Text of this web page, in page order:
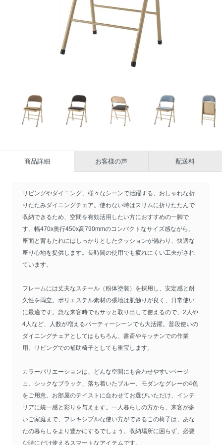
商品詳細 お客様の声 配送料
リビングやダイニング、様々なシーンで活躍する、おしゃれな折
りたたみダイニングチェア。使わない時はスリムに折りたたんで
収納できるため、空間を有効活用したい方におすすめの一脚で
す。幅470x奥行450x高790mmのコンパクトなサイズ感ながら、
座面と背もたれにはしっかりとしたクッションが備わり、快適な
座り心地を提供します。長時間の使用でも疲れにくい工夫がされ
ています。
フレームには丈夫なスチール（粉体塗装）を採用し、安定感と耐
久性を両立。ポリエステル素材の張地は肌触りが良く、日常使い
に最適です。急な来客時でもサッと取り出して使えるので、2人や
4人など、人数が増えるパーティーシーンでも大活躍。普段使いの
ダイニングチェアとしてはもちろん、書斎やキッチンでの作業
用、リビングでの補助椅子としても重宝します。
カラーバリエーションは、どんな空間にも合わせやすいベージ
ュ、シックなブラック、落ち着いたブルー、モダンなグレーの4色
をご用意。お部屋のテイストに合わせてお選びいただけ、インテ
リアに統一感と彩りを与えます。一人暮らしの方から、来客が多
いご家庭まで、フレキシブルな使い方ができるこの椅子は、あな
たの暮らしをより豊かにするでしょう。収納場所に困らず、必要
な時にだけ使えるスマートなアイテムです。